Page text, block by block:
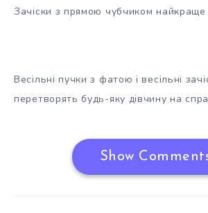
Зачіски з прямою чубчиком найкраще
Весільні пучки з фатою і весільні
перетворять будь-яку дівчину на
Show